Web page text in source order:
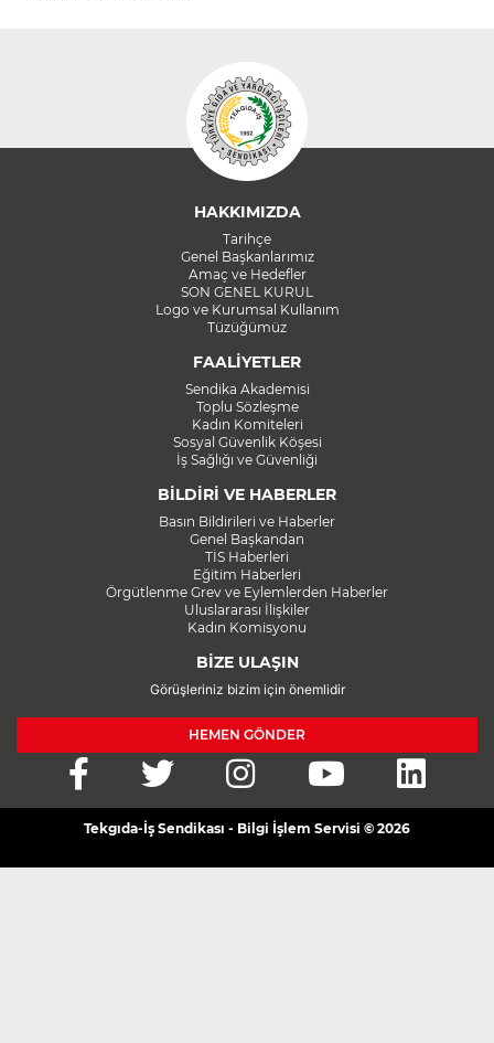
HAKKIMIZDA
Tarihçe
Genel Başkanlarımız
Amaç ve Hedefler
SON GENEL KURUL
Logo ve Kurumsal Kullanım
Tüzüğümüz
FAALİYETLER
Sendika Akademisi
Toplu Sözleşme
Kadın Komiteleri
Sosyal Güvenlik Köşesi
İş Sağlığı ve Güvenliği
BİLDİRİ VE HABERLER
Basın Bildirileri ve Haberler
Genel Başkandan
TİS Haberleri
Eğitim Haberleri
Örgütlenme Grev ve Eylemlerden Haberler
Uluslararası İlişkiler
Kadın Komisyonu
BİZE ULAŞIN
Görüşleriniz bizim için önemlidir
HEMEN GÖNDER
Tekgıda-İş Sendikası - Bilgi İşlem Servisi © 2026